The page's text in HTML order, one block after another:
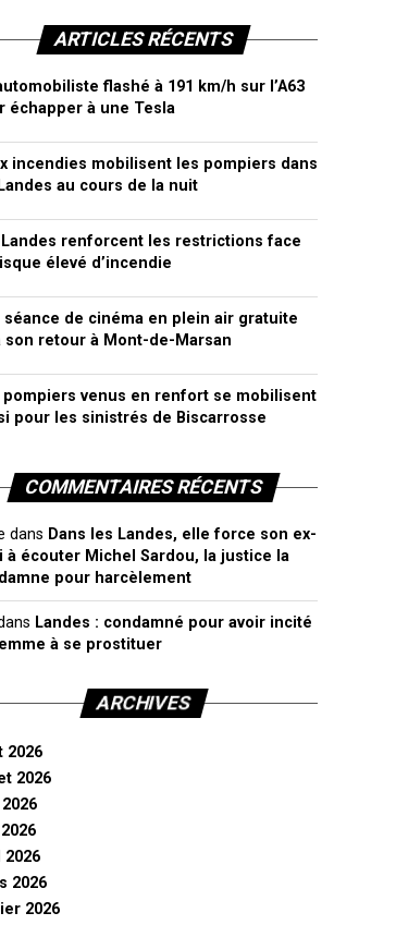
ARTICLES RÉCENTS
flashé à 191 km/h sur l’A63
échapper à une Tesla
incendies mobilisent les pompiers dans
au cours de la nuit
Landes renforcent les restrictions face
élevé d’incendie
séance de cinéma en plein air gratuite
son retour à Mont-de-Marsan
pompiers venus en renfort se mobilisent
pour les sinistrés de Biscarrosse
COMMENTAIRES RÉCENTS
dans Dans les Landes, elle force son ex-
à écouter Michel Sardou, la justice la
pour harcèlement
Landes : condamné pour avoir incité
à se prostituer
ARCHIVES
2026
2026
2026
2026
2026